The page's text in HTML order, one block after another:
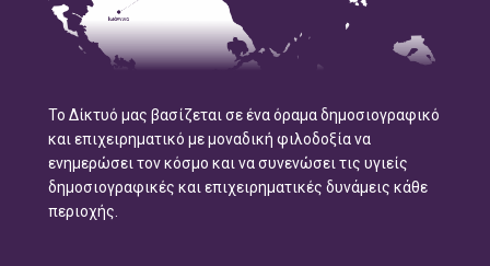
Το Δίκτυό μας βασίζεται σε ένα όραμα δημοσιογραφικό
και επιχειρηματικό με μοναδική φιλοδοξία να
ενημερώσει τον κόσμο και να συνενώσει τις υγιείς
δημοσιογραφικές και επιχειρηματικές δυνάμεις κάθε
περιοχής.